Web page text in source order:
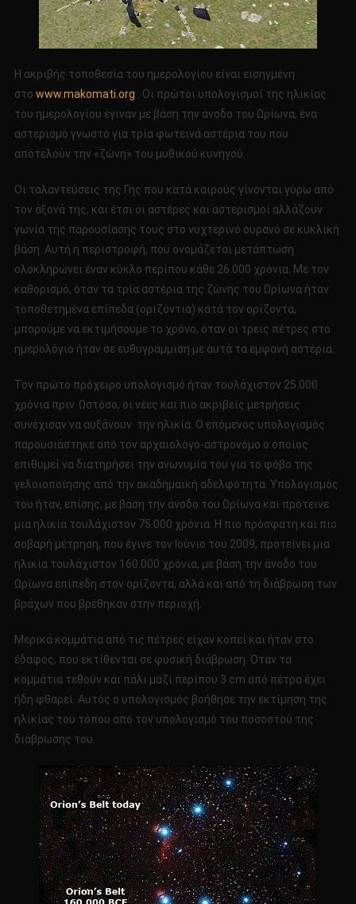
Η ακριβής τοποθεσία του ημερολογίου είναι εισηγμένη
στο www.makomati.org . Οι πρώτοι υπολογισμοί της ηλικίας
του ημερολογίου έγιναν με βάση την άνοδο του Ωρίωνα, ένα
αστερισμό γνωστό για τρία φωτεινά αστέρια του που
αποτελούν την «ζώνη» του μυθικού κυνηγού.
Οι ταλαντεύσεις της Γης που κατά καιρούς γίνονται γύρω από
τον άξονά της, και έτσι οι αστέρες και αστερισμοί αλλάζουν
γωνία της παρουσίασης τους στο νυχτερινό ουρανό σε κυκλική
βάση. Αυτή η περιστροφή, που ονομάζεται μετάπτωση
ολοκληρώνει έναν κύκλο περίπου κάθε 26.000 χρόνια. Με τον
καθορισμό, όταν τα τρία αστέρια της ζώνης του Ωρίωνα ήταν
τοποθετημένα επίπεδα (οριζόντια) κατά τον ορίζοντα,
μπορούμε να εκτιμήσουμε το χρόνο, όταν οι τρεις πέτρες στο
ημερολόγιο ήταν σε ευθυγράμμιση με αυτά τα εμφανή αστέρια.
Τον πρώτο πρόχειρο υπολογισμό ήταν τουλάχιστον 25.000
χρόνια πριν. Ωστόσο, οι νέες και πιο ακριβείς μετρήσεις
συνέχισαν να αυξάνουν την ηλικία. Ο επόμενος υπολογισμός
παρουσιάστηκε από τον αρχαιολόγο-αστρονόμο ο οποίος
επιθυμεί να διατηρήσει την ανωνυμία του για το φόβο της
γελοιοποίησης από την ακαδημαϊκή αδελφότητα. Υπολογισμός
του ήταν, επίσης, με βάση την άνοδο του Ωρίωνα και πρότεινε
μια ηλικία τουλάχιστον 75.000 χρόνια. Η πιο πρόσφατη και πιο
σοβαρή μέτρηση, που έγινε τον Ιούνιο του 2009, προτείνει μια
ηλικία τουλάχιστον 160.000 χρόνια, με βάση την άνοδο του
Ωρίωνα επίπεδη στον ορίζοντα, αλλά και από τη διάβρωση των
βράχων που βρέθηκαν στην περιοχή.
Μερικά κομμάτια από τις πέτρες είχαν κοπεί και ήταν στο
έδαφος, που εκτίθενται σε φυσική διάβρωση. Όταν τα
κομμάτια τεθούν και πάλι μαζί περίπου 3 cm από πέτρα έχει
ήδη φθαρεί. Αυτός ο υπολογισμός βοήθησε την εκτίμηση της
ηλικίας του τόπου από τον υπολογισμό του ποσοστού της
διάβρωσης του.